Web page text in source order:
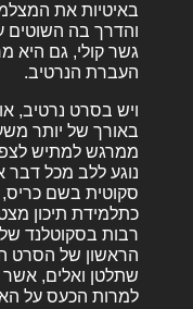
באיטיות את
והדרך בה השוטים
גשר קולי, גם
העברת הנרטיב.
ויש בסרט נרטיב,
באורך של יותר
ממרגש למתיש
נוגע ללב מכל
סקוטית בשם
כתלמידת תיכון
רבות בסקוטלנד
הראשון של הסרט
שתלטן ואלים,
למרות הכעס על